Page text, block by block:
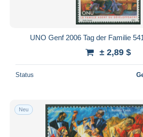
UNO Genf 2006 Tag der Familie
± 2,89 $
Status
Neu